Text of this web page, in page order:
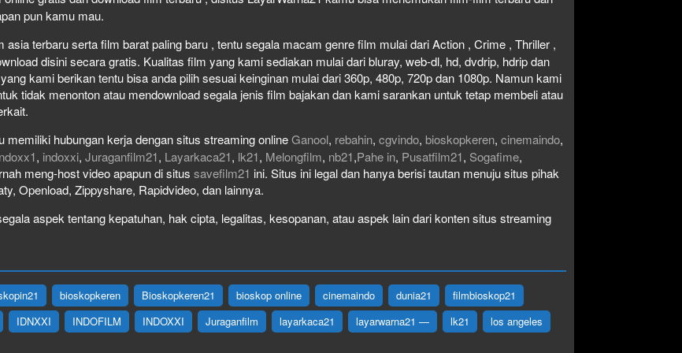
pun kamu mau.
terbaru serta film barat paling baru , tentu segala macam genre film mulai dari Action , Crime , Thriller ,
disini secara gratis. Kualitas film yang kami sediakan mulai dari bluray, web-dl, hd, dvdrip, hdrip dan
kami berikan tentu bisa anda pilih sesuai keinginan mulai dari 360p, 480p, 720p dan 1080p. Namun kami
tidak menonton atau mendownload segala jenis film bajakan dan kami sarankan untuk tetap membeli atau
memiliki hubungan kerja dengan situs streaming onlineGanool, rebahin, cgvindo, bioskopkeren, cinemaindo,
, indoxxi, Juraganfilm21, Layarkaca21, lk21, Melongfilm, nb21,Pahe in, Pusatfilm21, Sogafime,
meng-host video apapun di situs savefilm21 ini. Situs ini legal dan hanya berisi tautan menuju situs pihak
Openload, Zippyshare, Rapidvideo, dan lainnya.
aspek tentang kepatuhan, hak cipta, legalitas, kesopanan, atau aspek lain dari konten situs streaming
bioskopkeren Bioskopkeren21 bioskop online cinemaindo dunia21
filmbioskop21
IDNXXI INDOFILM INDOXXI Juraganfilm layarkaca21 layarwarna21 — lk21
los angeles